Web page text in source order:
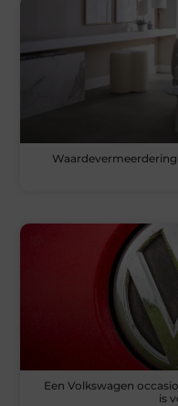
Een Volkswagen
is